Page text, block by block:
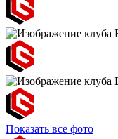
Показать все фото